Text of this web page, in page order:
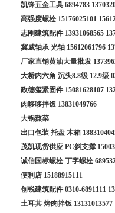
凯锋五金工具 6894783
高强度螺栓 15176025101
志刚建筑配件 13931068565
冀威轴承 光轴 15612061796
厂家直销黄油大量批发
大桥内六角 沉头8.8级 12.9级
政德玺紧固件 15081628107
肉哆哆拌饭 13831049766
大锅熬菜
出口包装 托盘 木箱
茂凯现货供应 PC斜支撑
诚信国标螺栓 丁字螺栓
便利店 15188915111
创锐建筑配件 0310-6891111
土耳其 烤肉拌饭 13131013577